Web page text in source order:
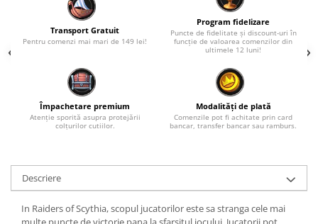
Transport Gratuit
Pentru comenzi mai mari de 149 lei!
Program fidelizare
Puncte de fidelitate și discount-uri în
funcție de valoarea comenzilor din
ultimele 12 luni!
Împachetare premium
Atenție sporită asupra protejării
colțurilor cutiilor.
Modalități de plată
Comenzile pot fi achitate prin card
bancar, transfer bancar sau ramburs.
Descriere
In Raiders of Scythia, scopul jucatorilor este sa stranga cele mai